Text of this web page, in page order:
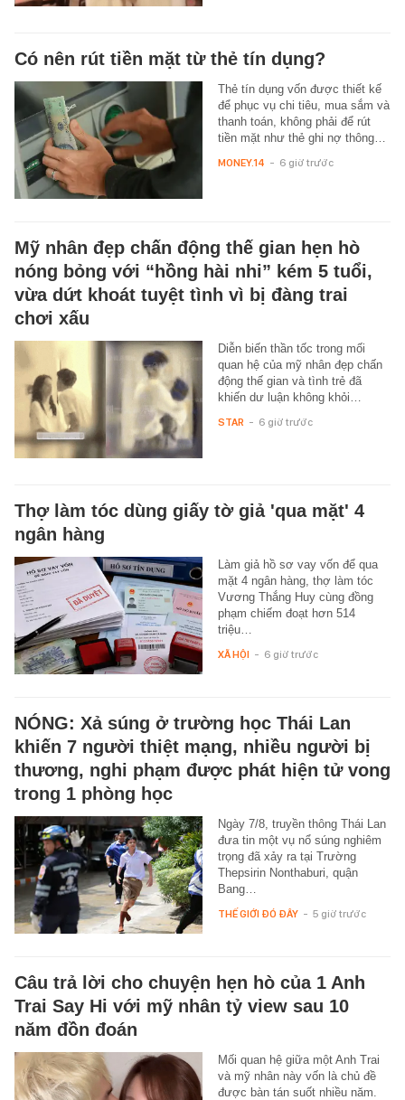
Có nên rút tiền mặt từ thẻ tín dụng?
Thẻ tín dụng vốn được thiết kế
để phục vụ chi tiêu, mua sắm và
thanh toán, không phải để rút
tiền mặt như thẻ ghi nợ thông…
MONEY.14 - 6 giờ trước
Mỹ nhân đẹp chấn động thế gian hẹn hò
nóng bỏng với “hồng hài nhi” kém 5 tuổi,
vừa dứt khoát tuyệt tình vì bị đàng trai
chơi xấu
Diễn biến thần tốc trong mối
quan hệ của mỹ nhân đẹp chấn
động thế gian và tình trẻ đã
khiến dư luận không khỏi…
STAR - 6 giờ trước
Thợ làm tóc dùng giấy tờ giả 'qua mặt' 4
ngân hàng
Làm giả hồ sơ vay vốn để qua
mặt 4 ngân hàng, thợ làm tóc
Vương Thắng Huy cùng đồng
phạm chiếm đoạt hơn 514
triệu…
XÃ HỘI - 6 giờ trước
NÓNG: Xả súng ở trường học Thái Lan
khiến 7 người thiệt mạng, nhiều người bị
thương, nghi phạm được phát hiện tử vong
trong 1 phòng học
Ngày 7/8, truyền thông Thái Lan
đưa tin một vụ nổ súng nghiêm
trọng đã xảy ra tại Trường
Thepsirin Nonthaburi, quận
Bang…
THẾ GIỚI ĐÓ ĐÂY - 5 giờ trước
Câu trả lời cho chuyện hẹn hò của 1 Anh
Trai Say Hi với mỹ nhân tỷ view sau 10
năm đồn đoán
Mối quan hệ giữa một Anh Trai
và mỹ nhân này vốn là chủ đề
được bàn tán suốt nhiều năm.